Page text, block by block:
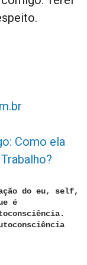
Como ela
do eu, self,
é